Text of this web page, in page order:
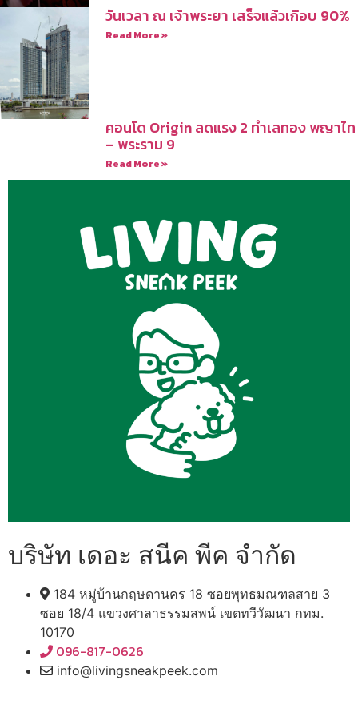
วันเวลา ณ เจ้าพระยา เสร็จแล้วเกือบ 90%
Read More »
คอนโด Origin ลดแรง 2 ทำเลทอง พญาไท
– พระราม 9
Read More »
บริษัท เดอะ สนีค พีค จำกัด
184 หมู่บ้านกฤษดานคร 18 ซอยพุทธมณฑลสาย 3
ซอย 18/4 แขวงศาลาธรรมสพน์ เขตทวีวัฒนา กทม.
10170
096-817-0626
info@livingsneakpeek.com